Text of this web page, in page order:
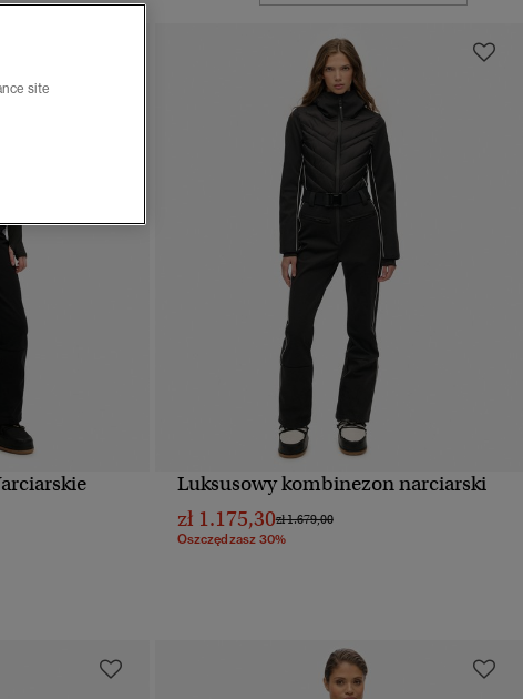
Luksusowy kombinezon narciarski
zł 1.175,30Cena obniżona od
zł 1.679,00do
Oszczędzasz 30%
site